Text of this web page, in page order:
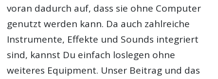
voran dadurch auf, dass sie ohne Computer
genutzt werden kann. Da auch zahlreiche
Instrumente, Effekte und Sounds integriert
sind, kannst Du einfach loslegen ohne
weiteres Equipment. Unser Beitrag und das